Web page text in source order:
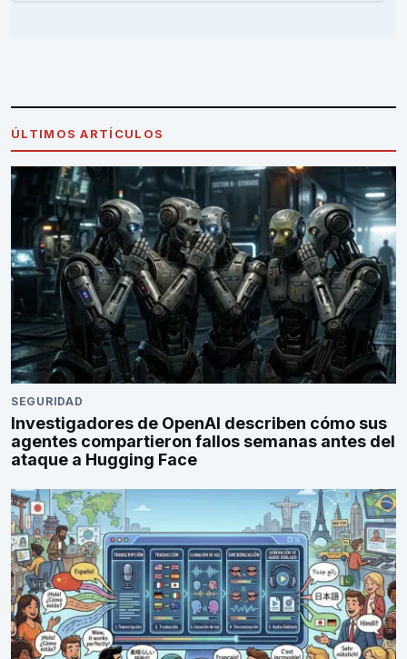
ÚLTIMOS ARTÍCULOS
SEGURIDAD
Investigadores de OpenAI describen cómo sus
agentes compartieron fallos semanas antes del
ataque a Hugging Face